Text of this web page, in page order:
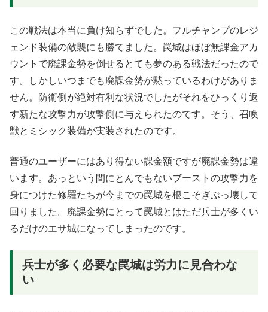
この戦法は本当に負け知らずでした。フルチャンプのレジ
ェンド装備の敵襲にも勝てました。罠城はほぼ無課金アカ
ウントで廃課金勢を倒せるとても夢のある戦法だったので
す。しかしいつまでも廃課金勢が黙っているわけがありま
せん。防衛側が絶対有利な状況でしたがそれをひっくり返
す新たな攻撃力が攻撃側に与えられたのです。そう、召喚
獣とミシック装備が実装されたのです。
普通のユーザーにはあり得ない課金額ですが廃課金勢は違
います。あっという間にとんでもないブーストの攻撃力を
身につけた修羅たちが今までの罠城を根こそぎぶっ壊して
回りました。廃課金勢にとって罠城とはただ兵士が多くい
るだけのエサ城になってしまったのです。
兵士が多く必要な罠城は労力に見合わな
い